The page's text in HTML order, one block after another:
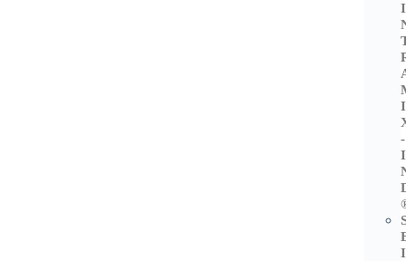
I
I
-
I
I